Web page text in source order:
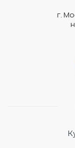
г.